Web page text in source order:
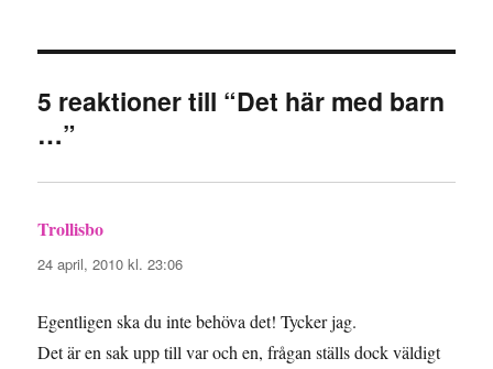
5 reaktioner till “Det här med barn
…”
Trollisbo
24 april, 2010 kl. 23:06
Egentligen ska du inte behöva det! Tycker jag.
Det är en sak upp till var och en, frågan ställs dock väldigt